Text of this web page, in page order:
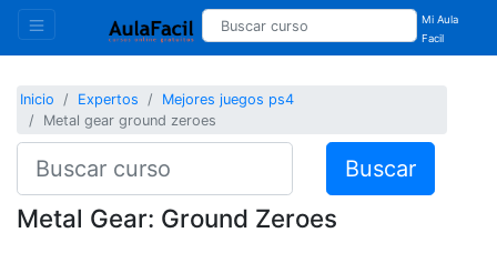
Mi Aula
Facil
Inicio Expertos
Mejores juegos ps4
Metal gear ground zeroes
Buscar
Metal Gear: Ground Zeroes